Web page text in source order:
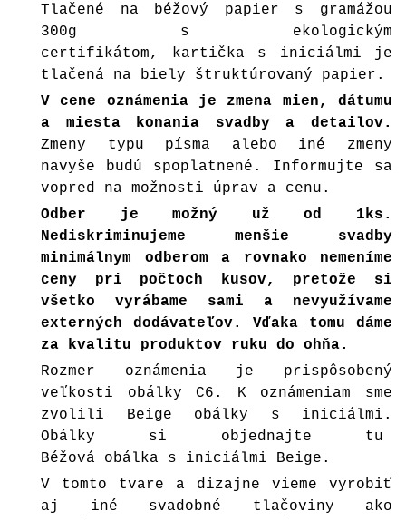
Tlačené na béžový papier s gramážou
300g s ekologickým
certifikátom, kartička s iniciálmi je
tlačená na biely štruktúrovaný papier.
V cene oznámenia je zmena mien, dátumu
a miesta konania svadby a detailov.
Zmeny typu písma alebo iné zmeny
navyše budú spoplatnené. Informujte sa
vopred na možnosti úprav a cenu.
Odber je možný už od 1ks.
Nediskriminujeme menšie svadby
minimálnym odberom a rovnako nemeníme
ceny pri počtoch kusov, pretože si
všetko vyrábame sami a nevyužívame
externých dodávateľov. Vďaka tomu dáme
za kvalitu produktov ruku do ohňa.
Rozmer oznámenia je prispôsobený
veľkosti obálky C6. K oznámeniam sme
zvolili Beige obálky s iniciálmi.
Obálky si objednajte tu
Béžová obálka s iniciálmi Beige .
V tomto tvare a dizajne vieme vyrobiť
aj iné svadobné tlačoviny ako